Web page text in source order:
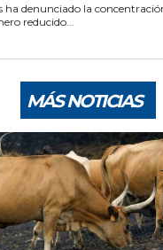
ha denunciado la
reducido...
MÁS NOTICIAS